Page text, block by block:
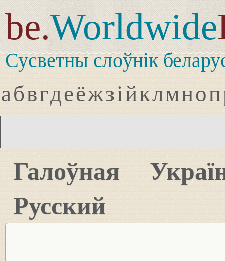
be.Worldwide
Сусветны слоўнік
абвгдеёжзійклмноп
Галоўная
Русский